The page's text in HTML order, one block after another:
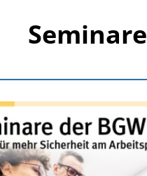
Seminare